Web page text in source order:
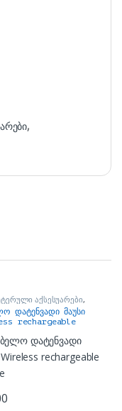
,
აქსესუარები,
დატენვადი მაუსი
rechargeable